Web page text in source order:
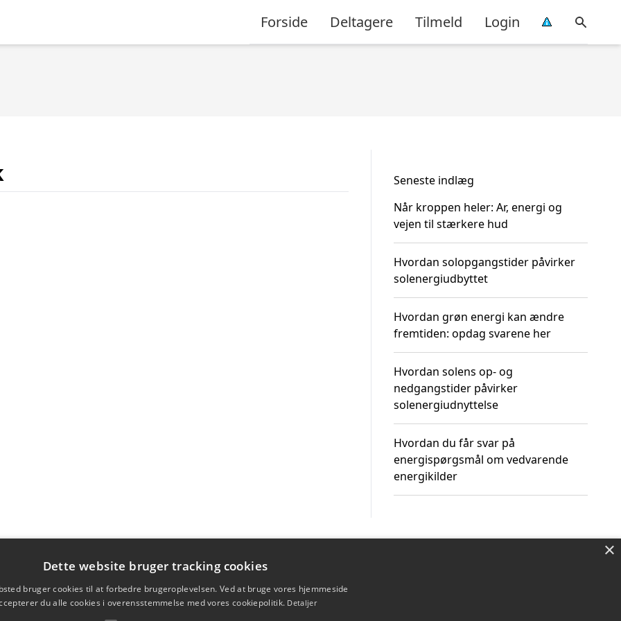
Forside Deltagere Tilmeld Login
Seneste indlæg
Når kroppen heler: Ar, energi og
vejen til stærkere hud
Hvordan solopgangstider påvirker
solenergiudbyttet
Hvordan grøn energi kan ændre
fremtiden: opdag svarene her
Hvordan solens op- og
nedgangstider påvirker
solenergiudnyttelse
Hvordan du får svar på
energispørgsmål om vedvarende
energikilder
×
Dette website bruger tracking cookies
bruger cookies til at forbedre brugeroplevelsen. Ved at bruge vores hjemmeside
du alle cookies i overensstemmelse med vores cookiepolitik. Detaljer